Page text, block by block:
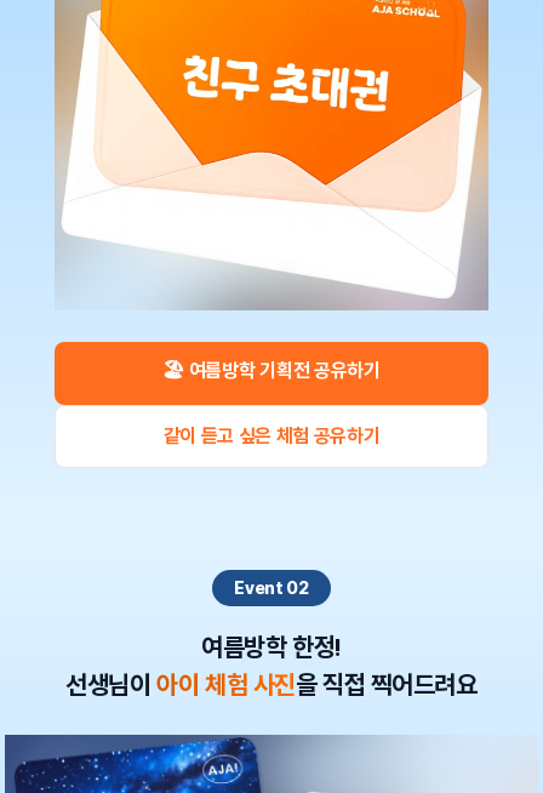
🏖️ 여름방학 기획전 공유하기
같이 듣고 싶은 체험 공유하기
Event 02
여름방학 한정!
선생님이아이 체험 사진을 직접 찍어드려요